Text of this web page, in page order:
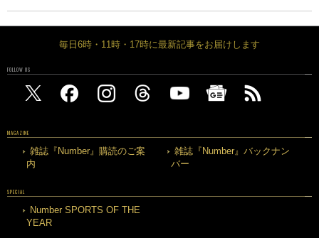
毎日6時・11時・17時に最新記事をお届けします
FOLLOW US
MAGAZINE
雑誌『Number』購読のご案
内
雑誌『Number』バックナン
バー
SPECIAL
Number SPORTS OF THE
YEAR